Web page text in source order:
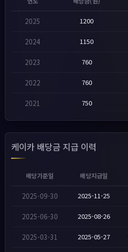
2025 1200
2024 1150
2023 760
2022 760
2021 750
케이카 배당금 지급 이력
배당기준일 배당지급일
2025-09-30 2025-11-25
2025-06-30 2025-08-26
2025-03-31 2025-05-27